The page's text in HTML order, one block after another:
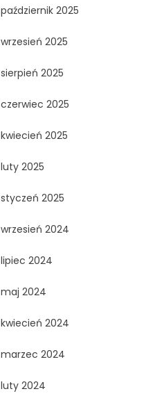
październik 2025
wrzesień 2025
sierpień 2025
czerwiec 2025
kwiecień 2025
luty 2025
styczeń 2025
wrzesień 2024
lipiec 2024
maj 2024
kwiecień 2024
marzec 2024
luty 2024